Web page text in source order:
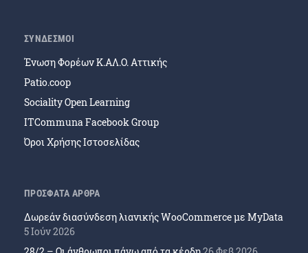
ΣΥΝΔΕΣΜΟΙ
Ένωση Φορέων Κ.ΑΛ.Ο. Αττικής
Patio.coop
Sociality Open Learning
ITCommuna Facebook Group
Όροι Χρήσης Ιστοσελίδας
ΠΡΟΣΦΑΤΑ ΑΡΘΡΑ
Δωρεάν διασύνδεση λιανικής WooCommerce με MyData
5 Ιούν 2026